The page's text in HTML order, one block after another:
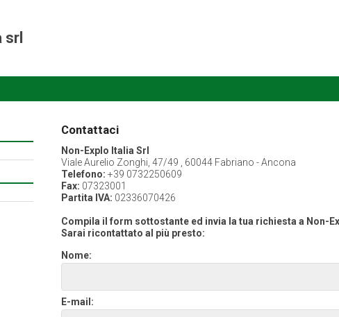
srl
Contattaci
Non-Explo Italia Srl
Viale Aurelio Zonghi, 47/49 , 60044 Fabriano - Ancona
Telefono: +39 0732250609
Fax: 07323001
Partita IVA: 02336070426
Compila il form sottostante ed invia la tua richiesta a Non-
Sarai ricontattato al più presto:
Nome:
E-mail: